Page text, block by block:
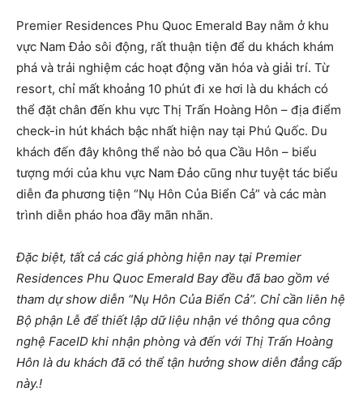
Premier Residences Phu Quoc Emerald Bay nằm ở khu
vực Nam Đảo sôi động, rất thuận tiện để du khách khám
phá và trải nghiệm các hoạt động văn hóa và giải trí. Từ
resort, chỉ mất khoảng 10 phút đi xe hơi là du khách có
thể đặt chân đến khu vực Thị Trấn Hoàng Hôn – địa điểm
check-in hút khách bậc nhất hiện nay tại Phú Quốc. Du
khách đến đây không thể nào bỏ qua Cầu Hôn – biểu
tượng mới của khu vực Nam Đảo cũng như tuyệt tác biểu
diễn đa phương tiện “Nụ Hôn Của Biển Cả” và các màn
trình diễn pháo hoa đầy mãn nhãn.
Đặc biệt, tất cả các giá phòng hiện nay tại Premier
Residences Phu Quoc Emerald Bay đều đã bao gồm vé
tham dự show diễn “Nụ Hôn Của Biển Cả”. Chỉ cần liên hệ
Bộ phận Lễ để thiết lập dữ liệu nhận vé thông qua công
nghệ FaceID khi nhận phòng và đến với Thị Trấn Hoàng
Hôn là du khách đã có thể tận hưởng show diễn đẳng cấp
này.!